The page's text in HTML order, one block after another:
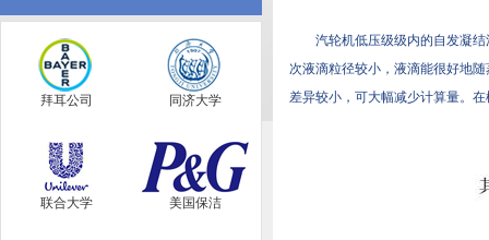
拜耳公司 同济大学
联合大学 美国保洁
汽轮机低压级级内的自发凝结
次液滴粒径较小，液滴能很好地随
差异较小，可大幅减少计算量